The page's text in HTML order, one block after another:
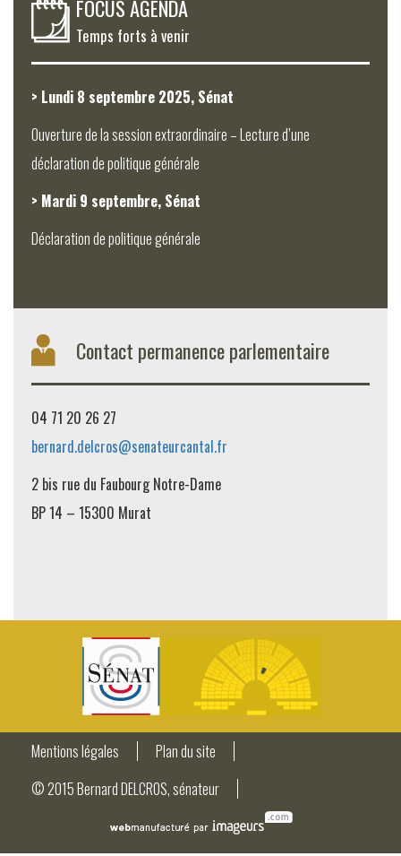
FOCUS AGENDA
Temps forts à venir
> Lundi 8 septembre 2025, Sénat
Ouverture de la session extraordinaire – Lecture d’une
déclaration de politique générale
> Mardi 9 septembre, Sénat
Déclaration de politique générale
Contact permanence parlementaire
04 71 20 26 27
bernard.delcros@senateurcantal.fr
2 bis rue du Faubourg Notre-Dame
BP 14 – 15300 Murat
Mentions légales
Plan du site
© 2015 Bernard DELCROS, sénateur